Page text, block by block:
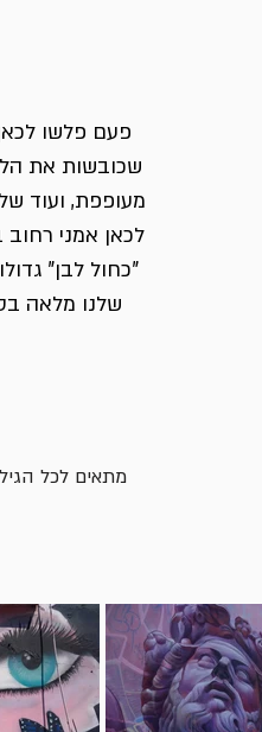
פעם פלשו
שכובשות את
מעופפת, ועוד
לכאן אמני רחוב
"כחול לבן"
שלנו מלאה
מתאים לכל